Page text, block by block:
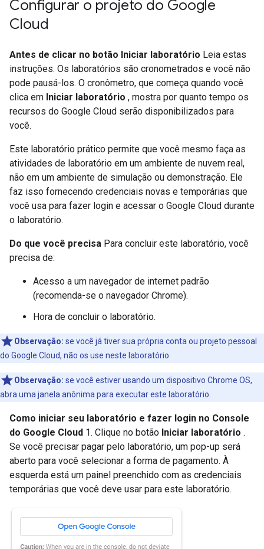
Configurar o projeto do Google
Cloud
Antes de clicar no botão Iniciar laboratório Leia estas
instruções. Os laboratórios são cronometrados e você não
pode pausá-los. O cronômetro, que começa quando você
clica em Iniciar laboratório , mostra por quanto tempo os
recursos do Google Cloud serão disponibilizados para
você.
Este laboratório prático permite que você mesmo faça as
atividades de laboratório em um ambiente de nuvem real,
não em um ambiente de simulação ou demonstração. Ele
faz isso fornecendo credenciais novas e temporárias que
você usa para fazer login e acessar o Google Cloud durante
o laboratório.
Do que você precisa Para concluir este laboratório, você
precisa de:
Acesso a um navegador de internet padrão
(recomenda-se o navegador Chrome).
Hora de concluir o laboratório.
Observação: se você já tiver sua própria conta ou projeto pessoal
do Google Cloud, não os use neste laboratório.
Observação: se você estiver usando um dispositivo Chrome OS,
abra uma janela anônima para executar este laboratório.
Como iniciar seu laboratório e fazer login no Console
do Google Cloud 1. Clique no botão Iniciar laboratório .
Se você precisar pagar pelo laboratório, um pop-up será
aberto para você selecionar a forma de pagamento. À
esquerda está um painel preenchido com as credenciais
temporárias que você deve usar para este laboratório.